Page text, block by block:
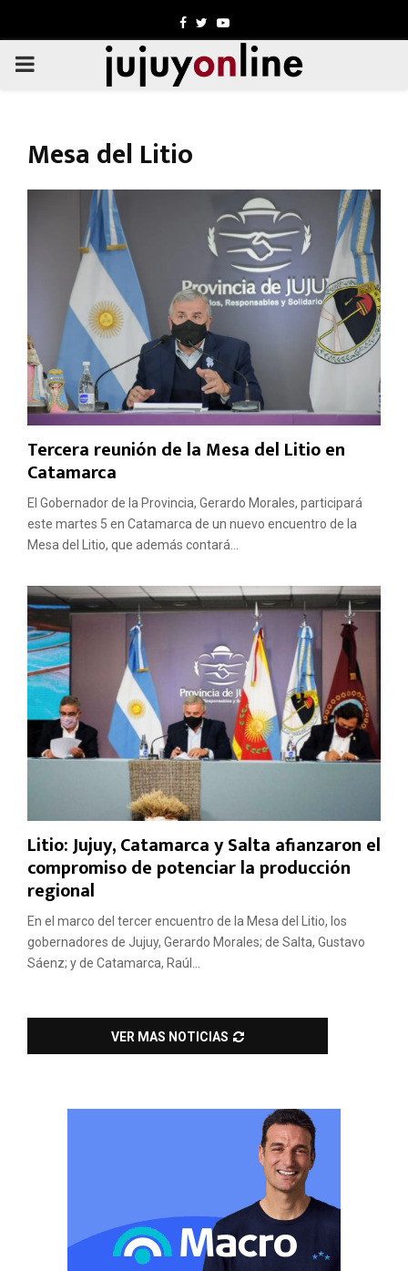
Facebook
TwitterYoutube
PRIMARY
Mesa del Litio
Tercera reunión de la Mesa del Litio en
Catamarca
El Gobernador de la Provincia, Gerardo Morales, participará
este martes 5 en Catamarca de un nuevo encuentro de la
Mesa del Litio, que además contará...
Litio: Jujuy, Catamarca y Salta afianzaron el
compromiso de potenciar la producción
regional
En el marco del tercer encuentro de la Mesa del Litio, los
gobernadores de Jujuy, Gerardo Morales; de Salta, Gustavo
Sáenz; y de Catamarca, Raúl...
VER MAS NOTICIAS